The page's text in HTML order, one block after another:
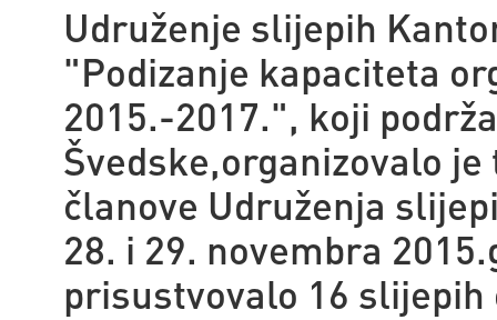
Udruženje slijepih
"Podizanje kapaciteta
2015.-2017.", koji
Švedske,organizovalo
članove Udruženja
28. i 29. novembra
prisustvovalo 16